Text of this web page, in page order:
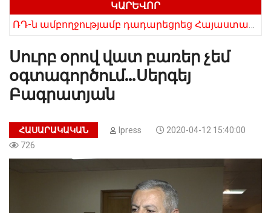
ԿԱՐԵՎՈՐ
Սուրբ օրով վատ բառեր չեմ
օգտագործում…Սերգեյ
Բագրատյան
ՀԱՍԱՐԱԿԱԿԱՆ Ipress
2020-04-12 15:40:00
726